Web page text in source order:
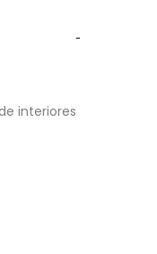
interiores